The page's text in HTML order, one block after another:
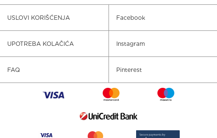
USLOVI KORIŠĆENJA
UPOTREBA KOLAČIĆA
FAQ
Facebook
Instagram
Pinterest